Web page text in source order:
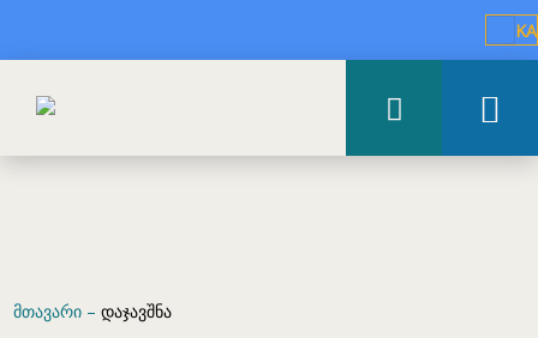
KA
მთავარი –დაჯავშნა